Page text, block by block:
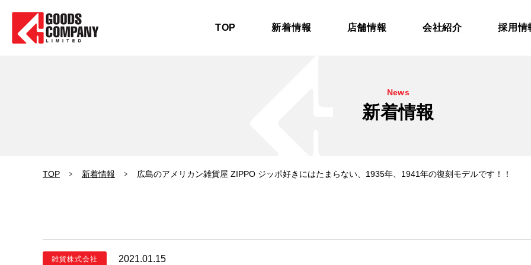
TOP 新着情報 店舗情報 会社紹介 採用情
News
新着情報
TOP 新着情報 広島のアメリカン雑貨屋 ZIPPO ジッポ好きにはたまらない、1935年、1941年の復刻モデルです！！
雑貨株式会社 2021.01.15